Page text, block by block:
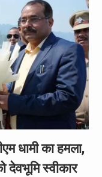
धामी का हमला,
देवभूमि स्वीकार